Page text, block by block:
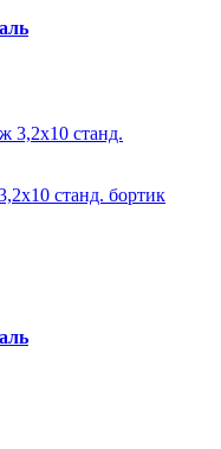
станд. бортик